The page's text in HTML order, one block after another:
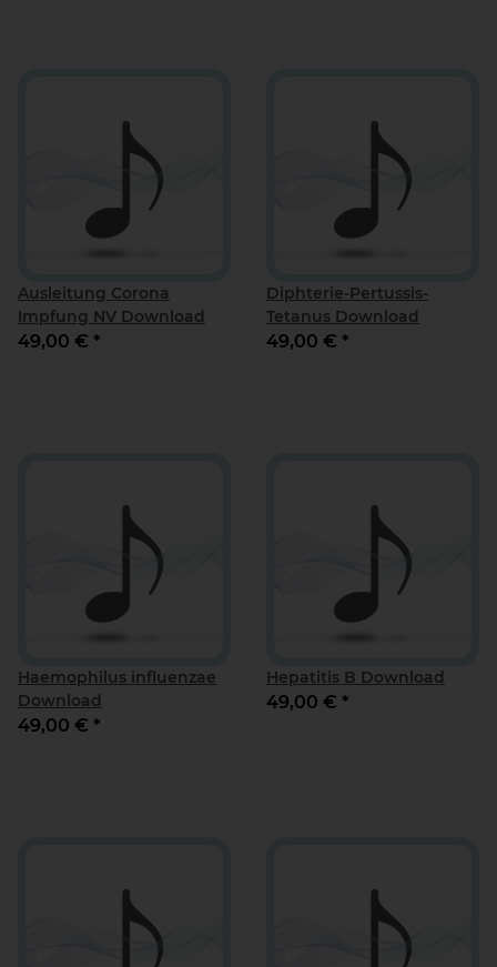
Ausleitung Corona
Impfung NV Download
49,00 € *
Diphterie-Pertussis-
Tetanus Download
49,00 € *
Haemophilus influenzae
Download
49,00 € *
Hepatitis B Download
49,00 € *